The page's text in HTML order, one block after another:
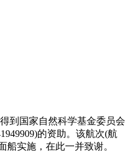
到国家自然科学基金委员会
的资助。该航次(航
船实施，在此一并致谢。